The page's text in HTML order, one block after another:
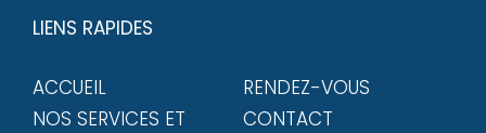
LIENS RAPIDES
ACCUEIL
RENDEZ-VOUS
NOS SERVICES ET
CONTACT